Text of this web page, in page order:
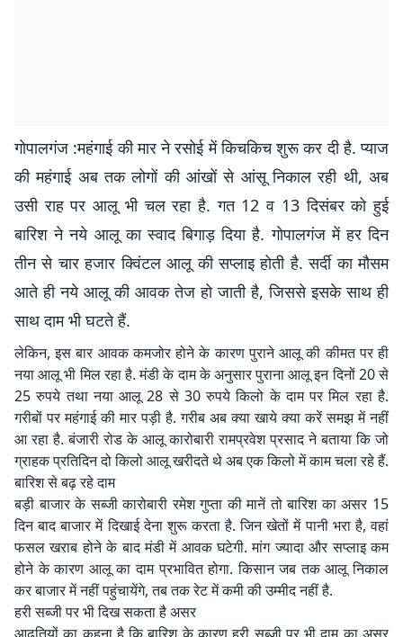
गोपालगंज :महंगाई की मार ने रसोई में किचकिच शुरू कर दी है. प्याज
की महंगाई अब तक लोगों की आंखों से आंसू निकाल रही थी, अब
उसी राह पर आलू भी चल रहा है. गत 12 व 13 दिसंबर को हुई
बारिश ने नये आलू का स्वाद बिगाड़ दिया है. गोपालगंज में हर दिन
तीन से चार हजार क्विंटल आलू की सप्लाइ होती है. सर्दी का मौसम
आते ही नये आलू की आवक तेज हो जाती है, जिससे इसके साथ ही
साथ दाम भी घटते हैं.
लेकिन, इस बार आवक कमजोर होने के कारण पुराने आलू की कीमत पर ही
नया आलू भी मिल रहा है. मंडी के दाम के अनुसार पुराना आलू इन दिनों 20 से
25 रुपये तथा नया आलू 28 से 30 रुपये किलो के दाम पर मिल रहा है.
गरीबों पर महंगाई की मार पड़ी है. गरीब अब क्या खाये क्या करें समझ में नहीं
आ रहा है. बंजारी रोड के आलू कारोबारी रामप्रवेश प्रसाद ने बताया कि जो
ग्राहक प्रतिदिन दो किलो आलू खरीदते थे अब एक किलो में काम चला रहे हैं.
बारिश से बढ़ रहे दाम
बड़ी बाजार के सब्जी कारोबारी रमेश गुप्ता की मानें तो बारिश का असर 15
दिन बाद बाजार में दिखाई देना शुरू करता है. जिन खेतों में पानी भरा है, वहां
फसल खराब होने के बाद मंडी में आवक घटेगी. मांग ज्यादा और सप्लाइ कम
होने के कारण आलू का दाम प्रभावित होगा. किसान जब तक आलू निकाल
कर बाजार में नहीं पहुंचायेंगे, तब तक रेट में कमी की उम्मीद नहीं है.
हरी सब्जी पर भी दिख सकता है असर